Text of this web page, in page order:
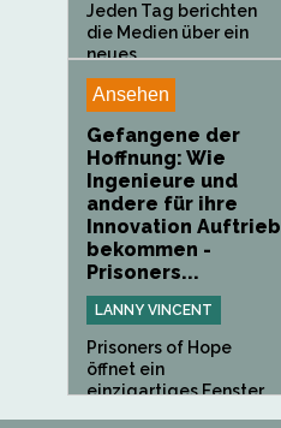
Jeden Tag berichten
die Medien über ein
neues...
Ansehen
Gefangene der
Hoffnung: Wie
Ingenieure und
andere für ihre
Innovation Auftrieb
bekommen -
Prisoners...
LANNY VINCENT
Prisoners of Hope
öffnet ein
einzigartiges Fenster...